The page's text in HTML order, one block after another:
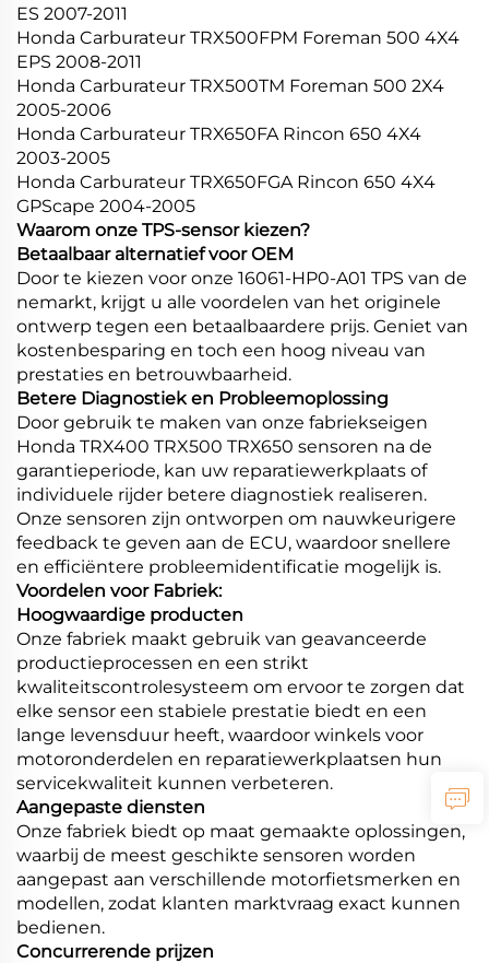
ES 2007-2011
Honda Carburateur TRX500FPM Foreman 500 4X4
EPS 2008-2011
Honda Carburateur TRX500TM Foreman 500 2X4
2005-2006
Honda Carburateur TRX650FA Rincon 650 4X4
2003-2005
Honda Carburateur TRX650FGA Rincon 650 4X4
GPScape 2004-2005
Waarom onze TPS-sensor kiezen?
Betaalbaar alternatief voor OEM
Door te kiezen voor onze 16061-HP0-A01 TPS van de
nemarkt, krijgt u alle voordelen van het originele
ontwerp tegen een betaalbaardere prijs. Geniet van
kostenbesparing en toch een hoog niveau van
prestaties en betrouwbaarheid.
Betere Diagnostiek en Probleemoplossing
Door gebruik te maken van onze fabriekseigen
Honda TRX400 TRX500 TRX650 sensoren na de
garantieperiode, kan uw reparatiewerkplaats of
individuele rijder betere diagnostiek realiseren.
Onze sensoren zijn ontworpen om nauwkeurigere
feedback te geven aan de ECU, waardoor snellere
en efficiëntere probleemidentificatie mogelijk is.
Voordelen voor Fabriek:
Hoogwaardige producten
Onze fabriek maakt gebruik van geavanceerde
productieprocessen en een strikt
kwaliteitscontrolesysteem om ervoor te zorgen dat
elke sensor een stabiele prestatie biedt en een
lange levensduur heeft, waardoor winkels voor
motoronderdelen en reparatiewerkplaatsen hun
servicekwaliteit kunnen verbeteren.
Aangepaste diensten
Onze fabriek biedt op maat gemaakte oplossingen,
waarbij de meest geschikte sensoren worden
aangepast aan verschillende motorfietsmerken en
modellen, zodat klanten marktvraag exact kunnen
bedienen.
Concurrerende prijzen